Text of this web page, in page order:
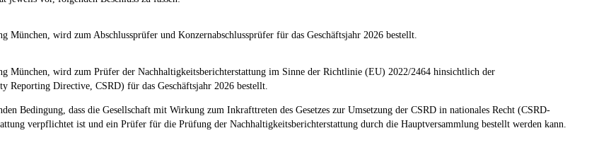
wird zum Abschlussprüfer und Konzernabschlussprüfer für das Geschäftsjahr 2026 bestellt.
München, wird zum Prüfer der Nachhaltigkeitsberichterstattung im Sinne der Richtlinie (EU) 2022/2464 hinsichtlich der
Reporting Directive, CSRD) für das Geschäftsjahr 2026 bestellt.
Bedingung, dass die Gesellschaft mit Wirkung zum Inkrafttreten des Gesetzes zur Umsetzung der CSRD in nationales Recht (CSRD-
verpflichtet ist und ein Prüfer für die Prüfung der Nachhaltigkeitsberichterstattung durch die Hauptversammlung bestellt werden kann.